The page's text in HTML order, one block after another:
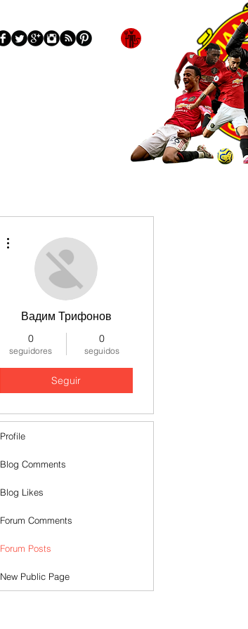
Вадим Трифонов
0
seguidores
0
seguidos
Seguir
Profile
Blog Comments
Blog Likes
Forum Comments
Forum Posts
New Public Page